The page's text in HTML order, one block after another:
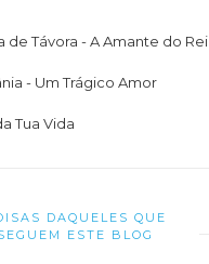
de Távora - A Amante do Rei
- Um Trágico Amor
Tua Vida
DAQUELES QUE
ESTE BLOG